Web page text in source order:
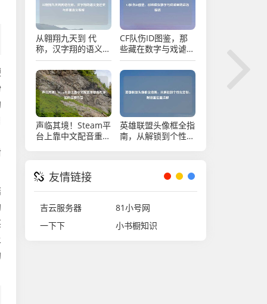
从翱翔九天到 代
称，汉字翔的语义变
迁史与多重含义解析
CF队伤ID图鉴，那
些藏在数字与戏谑里
的战场暗语
声临其境！Steam平
台上靠中文配音重塑
英雄联盟头像框全指
南，从解锁到个性化
友情链接
吉云服务器
81小号网
一下下
小书橱知识